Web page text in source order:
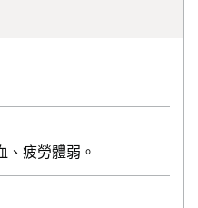
、疲勞體弱。